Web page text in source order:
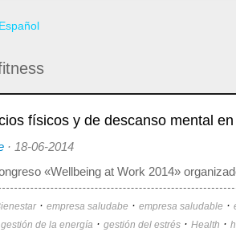
Español
físicos y de descanso mental
· 18-06-2014
«Wellbeing at Work 2014»
· empresa saludabe · empresa saludable ·
gestión de la energía · gestión del estrés · Health ·